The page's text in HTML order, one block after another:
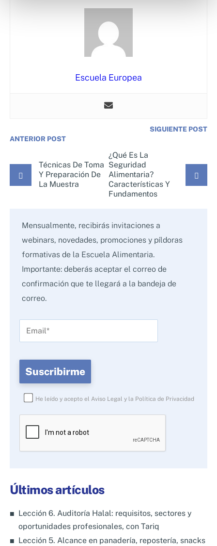
Escuela Europea
ANTERIOR POST
Técnicas De Toma
Y Preparación De
La Muestra
SIGUIENTE POST
¿Qué Es La
Seguridad
Alimentaria?
Características Y
Fundamentos
Mensualmente, recibirás invitaciones a
webinars, novedades, promociones y píldoras
formativas de la Escuela Alimentaria.
Importante: deberás aceptar el correo de
confirmación que te llegará a la bandeja de
correo.
He leído y acepto el Aviso Legal y la Política de Privacidad
favor,
deja
vacío.
Últimos artículos
Lección 6. Auditoría Halal: requisitos, sectores y
oportunidades profesionales, con Tariq
Lección 5. Alcance en panadería, repostería, snacks